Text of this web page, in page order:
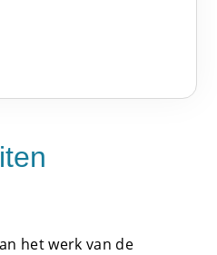
het werk van de